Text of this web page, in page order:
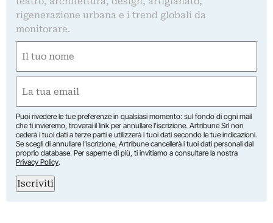
rigenerazione urbana e i trend globali da
monitorare.
(Obbligatorio)
Nome
(Obbligatorio)
Puoi rivedere le tue preferenze in qualsiasi momento: sul fondo di ogni mail
che ti invieremo, troverai il link per annullare l’iscrizione. Artribune Srl non
cederà i tuoi dati a terze parti e utilizzerà i tuoi dati secondo le tue indicazioni.
Se scegli di annullare l’iscrizione, Artribune cancellerà i tuoi dati personali dal
proprio database. Per saperne di più, ti invitiamo a consultare la nostra
Privacy Policy.
Iscriviti